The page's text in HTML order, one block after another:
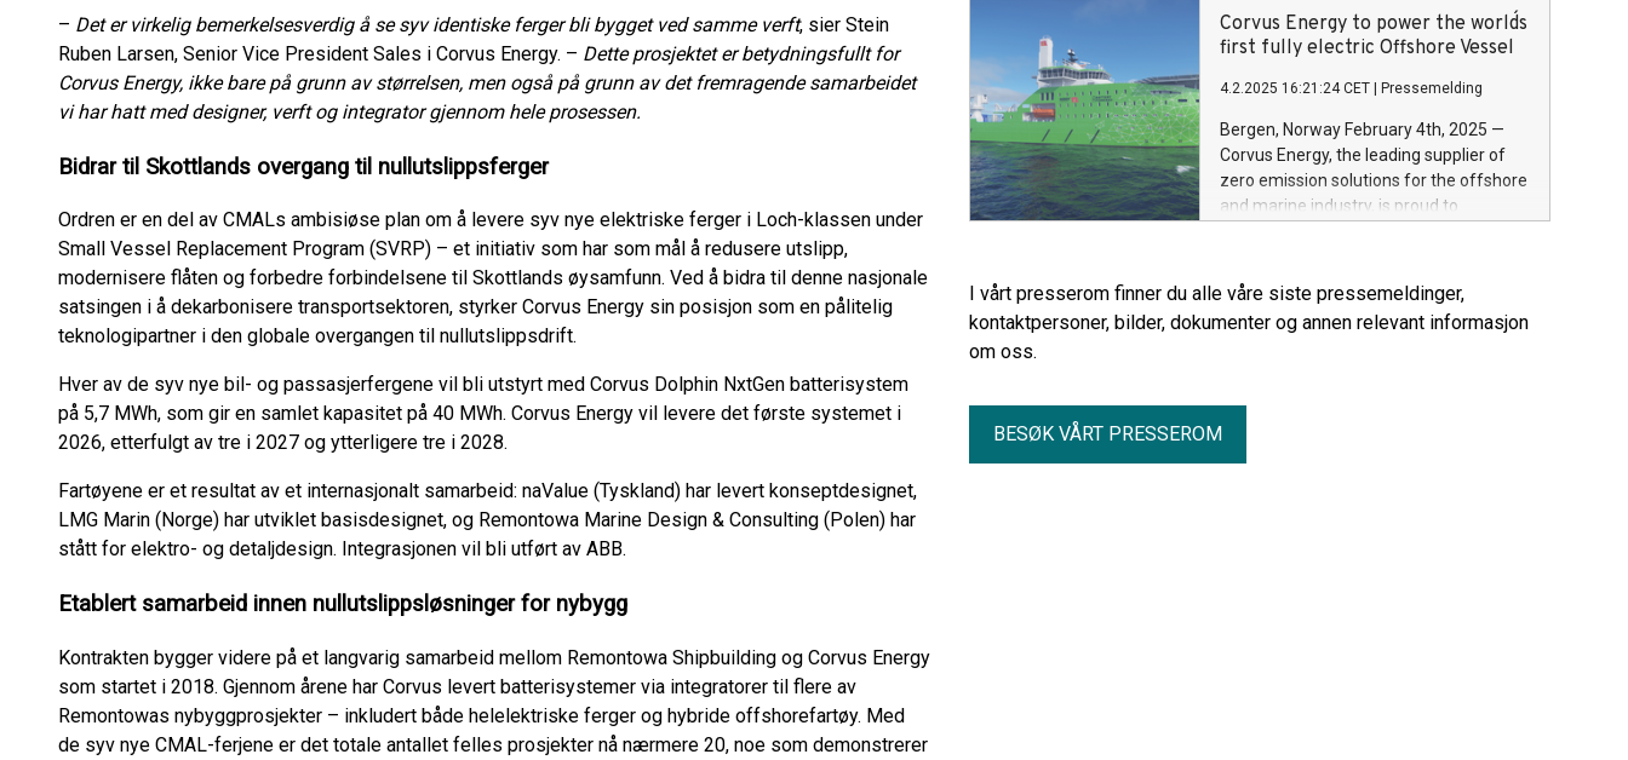
– Det er virkelig bemerkelsesverdig å se syv identiske ferger bli bygget ved samme verft, sier Stein
Ruben Larsen, Senior Vice President Sales i Corvus Energy. – Dette prosjektet er betydningsfullt for
Corvus Energy, ikke bare på grunn av størrelsen, men også på grunn av det fremragende samarbeidet
vi har hatt med designer, verft og integrator gjennom hele prosessen.
Bidrar til Skottlands overgang til nullutslippsferger
Ordren er en del av CMALs ambisiøse plan om å levere syv nye elektriske ferger i Loch-klassen under
Small Vessel Replacement Program (SVRP) – et initiativ som har som mål å redusere utslipp,
modernisere flåten og forbedre forbindelsene til Skottlands øysamfunn. Ved å bidra til denne nasjonale
satsingen i å dekarbonisere transportsektoren, styrker Corvus Energy sin posisjon som en pålitelig
teknologipartner i den globale overgangen til nullutslippsdrift.
Hver av de syv nye bil- og passasjerfergene vil bli utstyrt med Corvus Dolphin NxtGen batterisystem
på 5,7 MWh, som gir en samlet kapasitet på 40 MWh. Corvus Energy vil levere det første systemet i
2026, etterfulgt av tre i 2027 og ytterligere tre i 2028.
Fartøyene er et resultat av et internasjonalt samarbeid: naValue (Tyskland) har levert konseptdesignet,
LMG Marin (Norge) har utviklet basisdesignet, og Remontowa Marine Design & Consulting (Polen) har
stått for elektro- og detaljdesign. Integrasjonen vil bli utført av ABB.
Etablert samarbeid innen nullutslippsløsninger for nybygg
Kontrakten bygger videre på et langvarig samarbeid mellom Remontowa Shipbuilding og Corvus Energy
som startet i 2018. Gjennom årene har Corvus levert batterisystemer via integratorer til flere av
Remontowas nybyggprosjekter – inkludert både helelektriske ferger og hybride offshorefartøy. Med
de syv nye CMAL-ferjene er det totale antallet felles prosjekter nå nærmere 20, noe som demonstrerer
announced today it has secured a $60
million growth capital injection from a
investors. Morgan Stanley Investment
that includes Just Climate and J.
Lauritzen.
Corvus Energy to power the world´s
first fully electric Offshore Vessel
4.2.2025 16:21:24 CET Pressemelding
Bergen, Norway February 4th, 2025 —
Corvus Energy, the leading supplier of
zero emission solutions for the offshore
and marine industry, is proud to
offshore vessel ever to be built. The
vessel is an electric Commissioning
Service Operation Vessel (eCSOV) that
Marine Ltd.
I vårt presserom finner du alle våre siste pressemeldinger,
kontaktpersoner, bilder, dokumenter og annen relevant informasjon
om oss.
BESØK VÅRT PRESSEROM